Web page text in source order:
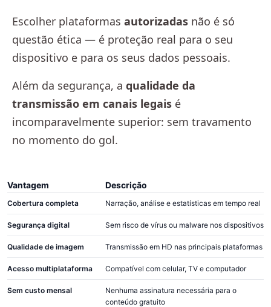
Escolher plataformas autorizadas não é só
questão ética — é proteção real para o seu
dispositivo e para os seus dados pessoais.
Além da segurança, a qualidade da
transmissão em canais legais é
incomparavelmente superior: sem travamento
no momento do gol.
Vantagem Descrição
Cobertura completa Narração, análise e estatísticas em tempo real
Segurança digital Sem risco de vírus ou malware nos dispositivos
Qualidade de imagem Transmissão em HD nas principais plataformas
Acesso multiplataforma Compatível com celular, TV e computador
Sem custo mensal
Nenhuma assinatura necessária para o
conteúdo gratuito